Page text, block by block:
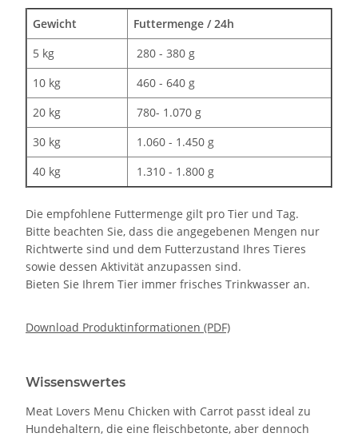
Gewicht
Futtermenge / 24h
5 kg
280 - 380 g
10 kg
460 - 640 g
20 kg
780- 1.070 g
30 kg
1.060 - 1.450 g
40 kg
1.310 - 1.800 g
Die empfohlene Futtermenge gilt pro Tier und Tag.
Bitte beachten Sie, dass die angegebenen Mengen nur
Richtwerte sind und dem Futterzustand Ihres Tieres
sowie dessen Aktivität anzupassen sind.
Bieten Sie Ihrem Tier immer frisches Trinkwasser an.
Download Produktinformationen (PDF)
Wissenswertes
Meat Lovers Menu Chicken with Carrot passt ideal zu
Hundehaltern, die eine fleischbetonte, aber dennoch